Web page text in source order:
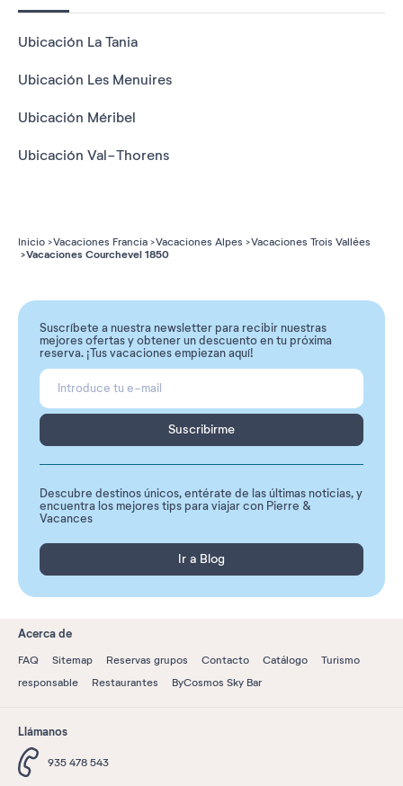
Ubicación La Tania
Ubicación Les Menuires
Ubicación Méribel
Ubicación Val-Thorens
Inicio Vacaciones Francia Vacaciones Alpes Vacaciones Trois Vallées
Vacaciones Courchevel 1850
Suscríbete a nuestra newsletter para recibir nuestras
mejores ofertas y obtener un descuento en tu próxima
reserva. ¡Tus vacaciones empiezan aquí!
Suscribirme
Descubre destinos únicos, entérate de las últimas noticias, y
encuentra los mejores tips para viajar con Pierre &
Vacances
Ir a Blog
Acerca de
FAQ Sitemap Reservas grupos Contacto Catálogo
Turismo
responsable
Restaurantes ByCosmos Sky Bar
Llámanos
935 478 543